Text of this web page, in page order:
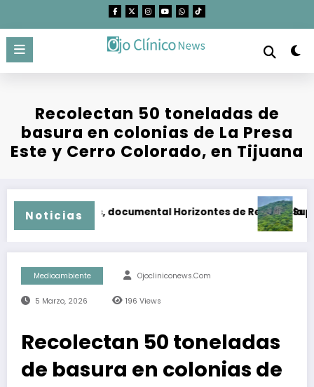
contenido
Recolectan 50 toneladas de
basura en colonias de La Presa
Este y Cerro Colorado, en Tijuana
Noticias
huracanes, documental Horizontes de ResilienciaSuprema
Medioambiente Ojocliniconews.com
5 Marzo, 2026 196 Views
Recolectan 50 toneladas
de basura en colonias de